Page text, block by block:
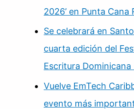
2026’ en Punta Cana
Se celebrará en
cuarta edición del
Escritura Dominicana
Vuelve EmTech
evento más